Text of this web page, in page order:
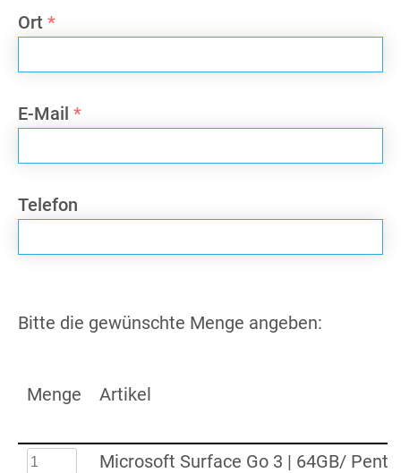
Ort *
E-Mail *
Telefon
Bitte die gewünschte Menge angeben:
Menge Artikel
Microsoft Surface Go 3 | 64GB/